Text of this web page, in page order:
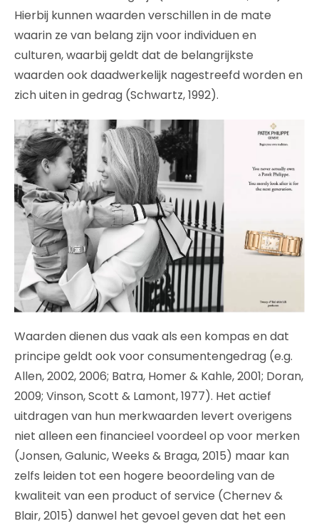
Hierbij kunnen waarden verschillen in de mate
waarin ze van belang zijn voor individuen en
culturen, waarbij geldt dat de belangrijkste
waarden ook daadwerkelijk nagestreefd worden en
zich uiten in gedrag (Schwartz, 1992).
Waarden dienen dus vaak als een kompas en dat
principe geldt ook voor consumentengedrag (e.g.
Allen, 2002, 2006; Batra, Homer & Kahle, 2001; Doran,
2009; Vinson, Scott & Lamont, 1977). Het actief
uitdragen van hun merkwaarden levert overigens
niet alleen een financieel voordeel op voor merken
(Jonsen, Galunic, Weeks & Braga, 2015) maar kan
zelfs leiden tot een hogere beoordeling van de
kwaliteit van een product of service (Chernev &
Blair, 2015) danwel het gevoel geven dat het een